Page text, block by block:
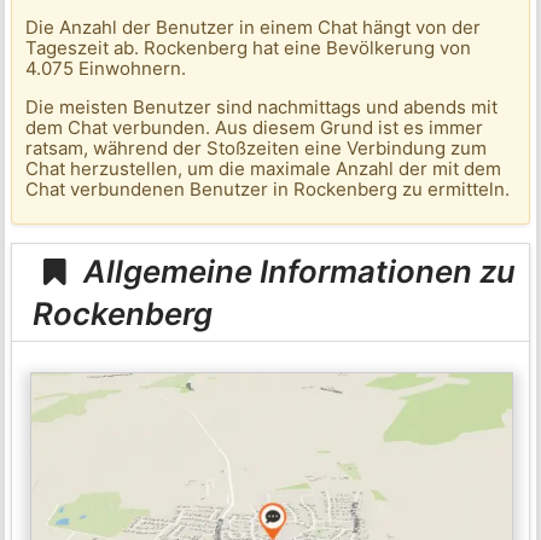
Die Anzahl der Benutzer in einem Chat hängt von der
Tageszeit ab. Rockenberg hat eine Bevölkerung von
4.075 Einwohnern.
Die meisten Benutzer sind nachmittags und abends mit
dem Chat verbunden. Aus diesem Grund ist es immer
ratsam, während der Stoßzeiten eine Verbindung zum
Chat herzustellen, um die maximale Anzahl der mit dem
Chat verbundenen Benutzer in Rockenberg zu ermitteln.
Allgemeine Informationen zu
Rockenberg